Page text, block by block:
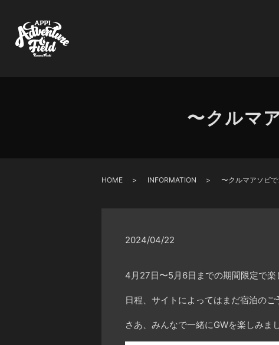
〜クルマ
HOME INFORMATION 〜クルマアソビ
2024/04/22
4月27日〜5月6日までの期間限定で楽
日程、サイトによってはまだ宿泊のご
さあ、みんなで一緒にGWを楽しみま